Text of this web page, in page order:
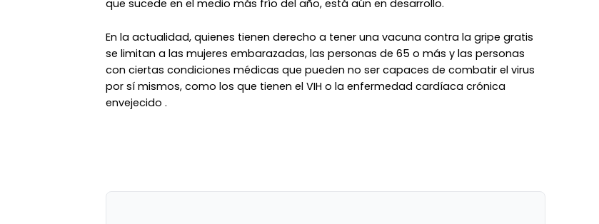
que sucede en el medio más frío del año, está aún en desarrollo.
En la actualidad, quienes tienen derecho a tener una vacuna contra la gripe gratis
se limitan a las mujeres embarazadas, las personas de 65 o más y las personas
con ciertas condiciones médicas que pueden no ser capaces de combatir el virus
por sí mismos, como los que tienen el VIH o la enfermedad cardíaca crónica
envejecido .